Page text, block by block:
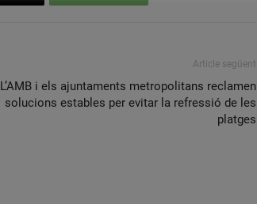
Article següent
L’AMB i els ajuntaments metropolitans reclamen
solucions estables per evitar la refressió de les
platges